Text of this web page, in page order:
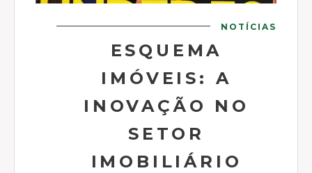
NOTÍCIAS
ESQUEMA
IMÓVEIS: A
INOVAÇÃO NO
SETOR
IMOBILIÁRIO